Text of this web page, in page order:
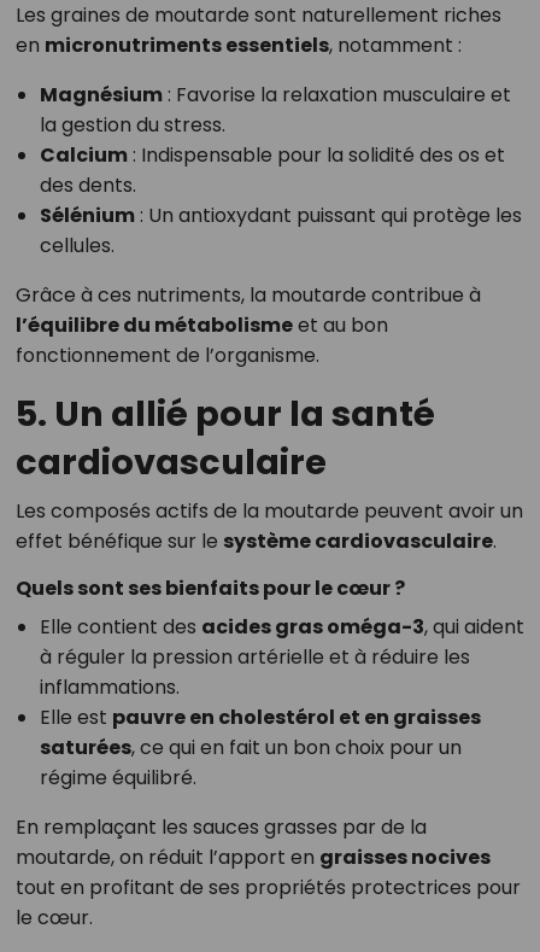
Les graines de moutarde sont naturellement riches
en micronutriments essentiels, notamment :
Magnésium: Favorise la relaxation musculaire et
la gestion du stress.
Calcium: Indispensable pour la solidité des os et
des dents.
Sélénium: Un antioxydant puissant qui protège les
cellules.
Grâce à ces nutriments, la moutarde contribue à
l’équilibre du métabolismeet au bon
fonctionnement de l’organisme.
5. Un allié pour la santé
cardiovasculaire
Les composés actifs de la moutarde peuvent avoir un
effet bénéfique sur le système cardiovasculaire.
Quels sont ses bienfaits pour le cœur ?
Elle contient des acides gras oméga-3, qui aident
à réguler la pression artérielle et à réduire les
inflammations.
Elle est pauvre en cholestérol et en graisses
saturées, ce qui en fait un bon choix pour un
régime équilibré.
En remplaçant les sauces grasses par de la
moutarde, on réduit l’apport en graisses nocives
tout en profitant de ses propriétés protectrices pour
le cœur.